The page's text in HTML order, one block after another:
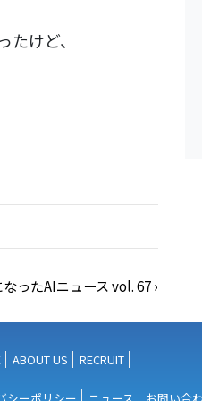
けど、
ったAIニュース vol. 67›
ABOUT US RECRUIT